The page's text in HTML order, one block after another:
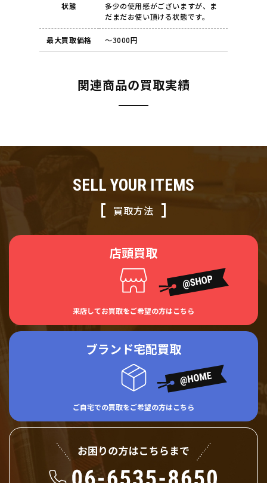
状態
多少の使用感がございますが、ま
だまだお使い頂ける状態です。
最大買取価格 ～3000円
関連商品の買取実績
SELL YOUR ITEMS
買取方法
店頭買取
来店してお買取をご希望の方はこちら
ブランド宅配買取
ご自宅での買取をご希望の方はこちら